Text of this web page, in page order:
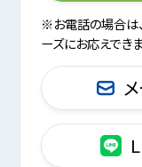
※お電話の場合は
ーズにお応えできま